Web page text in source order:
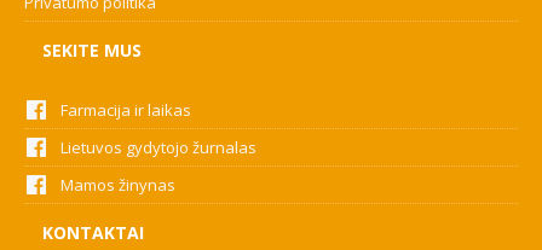
SEKITE MUS
Farmacija ir laikas
Lietuvos gydytojo žurnalas
Mamos žinynas
KONTAKTAI